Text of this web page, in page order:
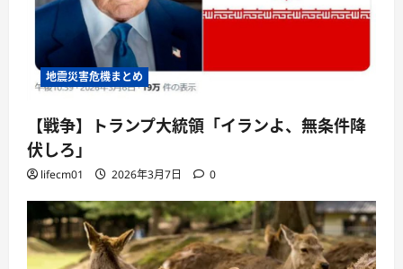
地震災害危機まとめ
【戦争】トランプ大統領「イランよ、無条件降
伏しろ」
lifecm01 2026年3月7日 0